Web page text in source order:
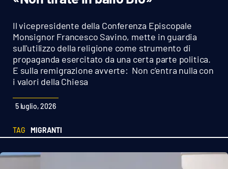
Sport
Cultura
Podcast
Meteo
Editoriali
Il vicepresidente della Conferenza Episcopale
Monsignor Francesco Savino, mette in guardia
sull'utilizzo della religione come strumento di
propaganda esercitato da una certa parte politica.
E sulla remigrazione avverte: Non c’entra nulla con
i valori della Chiesa
5 luglio, 2026
TAG MIGRANTI